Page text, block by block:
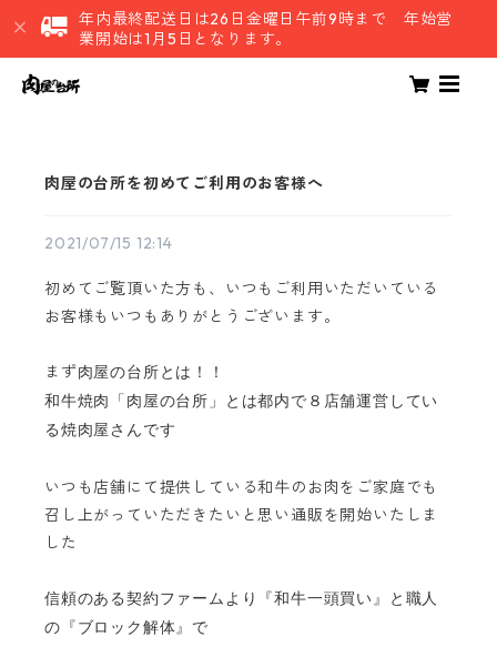
年内最終配送日は26日金曜日午前9時まで 年始営
業開始は1月5日となります。
肉屋の台所を初めてご利用のお客様へ
2021/07/15 12:14
初めてご覧頂いた方も、いつもご利用いただいている
お客様もいつもありがとうございます。
まず 肉屋の台所とは！！
和牛焼肉「 肉屋の台所 」とは都内で８店舗運営してい
る焼肉屋さんです
いつも店舗にて提供している和牛のお肉をご家庭でも
召し上がっていただきたいと思い通販を開始いたしま
した
信頼のある契約ファームより『和牛一頭買い』と職人
の『ブロック解体』で